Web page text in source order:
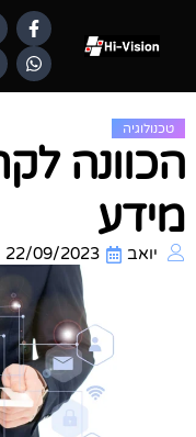
טכנולוגיה
יואב 22/09/2023